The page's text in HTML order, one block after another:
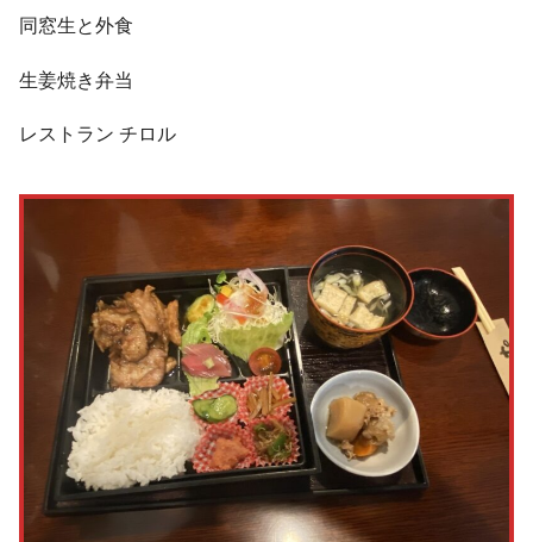
同窓生と外食
生姜焼き弁当
レストラン チロル